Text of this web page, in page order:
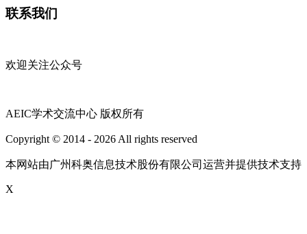
联系我们
欢迎关注公众号
AEIC学术交流中心 版权所有
Copyright © 2014 - 2026 All rights reserved
本网站由广州科奥信息技术股份有限公司运营并提供技术支持
X